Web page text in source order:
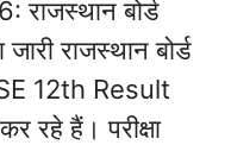
बोर्ड
राजस्थान बोर्ड
12th Result
रहे हैं। परीक्षा